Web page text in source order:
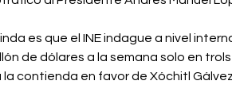
es que el INE indague a nivel
de dólares a la semana solo en
contienda en favor de Xóchitl